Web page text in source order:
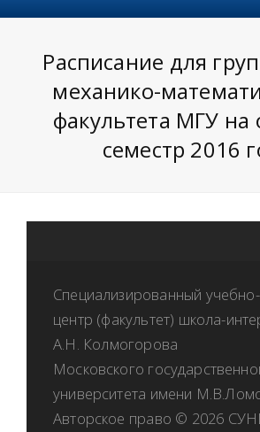
Расписание для
механико-
факультета МГУ на
семестр 2016
Специализированный
центр (факультет) школа-
А.Н. Колмогорова
Московского
университета имени
Авторское право © 2026